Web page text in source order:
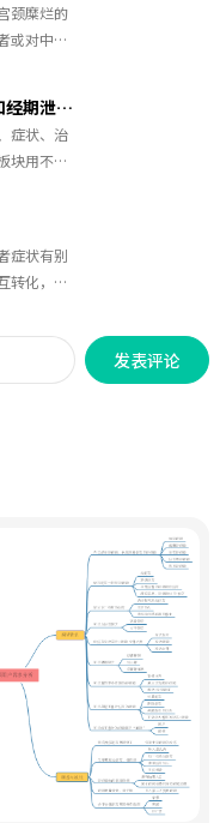
颈糜烂的
或对中医
经期前后吐血、鼻血和经期泄泻、发热
症状、治
块用不同
症状有别
转化，崩
。汇总了
方子，
发表评论